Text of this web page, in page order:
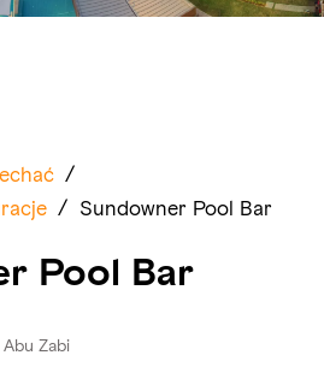
/
/ Sundowner Pool Bar
Pool Bar
Zabi